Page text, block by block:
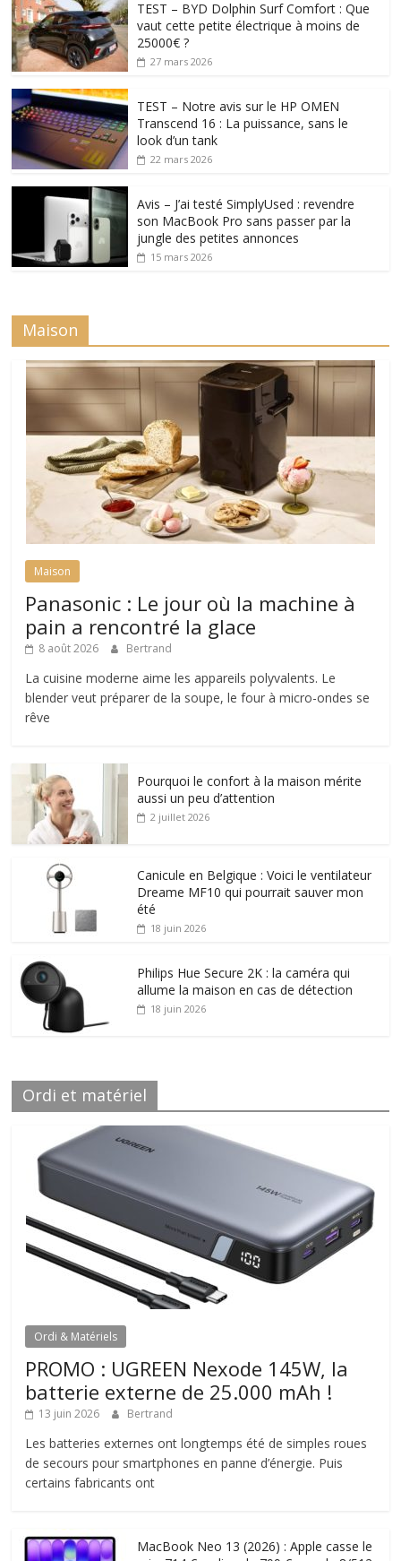
TEST – BYD Dolphin Surf Comfort : Que
vaut cette petite électrique à moins de
25000€ ?
27 mars 2026
TEST – Notre avis sur le HP OMEN
Transcend 16 : La puissance, sans le
look d’un tank
22 mars 2026
Avis – J’ai testé SimplyUsed : revendre
son MacBook Pro sans passer par la
jungle des petites annonces
15 mars 2026
Maison
Maison
Panasonic : Le jour où la machine à
pain a rencontré la glace
8 août 2026 Bertrand
La cuisine moderne aime les appareils polyvalents. Le
blender veut préparer de la soupe, le four à micro-ondes se
rêve
Pourquoi le confort à la maison mérite
aussi un peu d’attention
2 juillet 2026
Canicule en Belgique : Voici le ventilateur
Dreame MF10 qui pourrait sauver mon
été
18 juin 2026
Philips Hue Secure 2K : la caméra qui
allume la maison en cas de détection
18 juin 2026
Ordi et matériel
Ordi & Matériels
PROMO : UGREEN Nexode 145W, la
batterie externe de 25.000 mAh !
13 juin 2026 Bertrand
Les batteries externes ont longtemps été de simples roues
de secours pour smartphones en panne d’énergie. Puis
certains fabricants ont
MacBook Neo 13 (2026) : Apple casse le